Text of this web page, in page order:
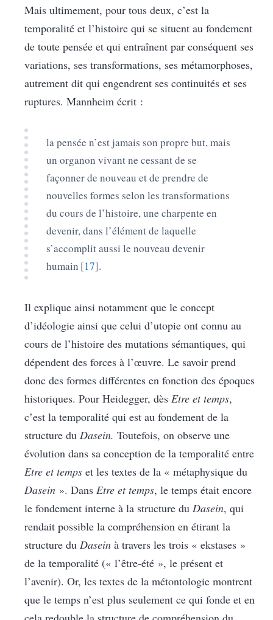
Mais ultimement, pour tous deux, c’est la
temporalité et l’histoire qui se situent au fondement
de toute pensée et qui entraînent par conséquent ses
variations, ses transformations, ses métamorphoses,
autrement dit qui engendrent ses continuités et ses
ruptures. Mannheim écrit :
la pensée n’est jamais son propre but, mais
un organon vivant ne cessant de se
façonner de nouveau et de prendre de
nouvelles formes selon les transformations
du cours de l’histoire, une charpente en
devenir, dans l’élément de laquelle
s’accomplit aussi le nouveau devenir
humain 17 .
Il explique ainsi notamment que le concept
d’idéologie ainsi que celui d’utopie ont connu au
cours de l’histoire des mutations sémantiques, qui
dépendent des forces à l’œuvre. Le savoir prend
donc des formes différentes en fonction des époques
historiques. Pour Heidegger, dès Etre et temps,
c’est la temporalité qui est au fondement de la
structure du Dasein. Toutefois, on observe une
évolution dans sa conception de la temporalité entre
Etre et temps et les textes de la « métaphysique du
Dasein ». Dans Etre et temps, le temps était encore
le fondement interne à la structure du Dasein, qui
rendait possible la compréhension en étirant la
structure du Dasein à travers les trois « ekstases »
de la temporalité (« l’être-été », le présent et
l’avenir). Or, les textes de la métontologie montrent
que le temps n’est plus seulement ce qui fonde et en